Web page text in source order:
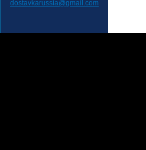
dostavkarussia@gmail.com